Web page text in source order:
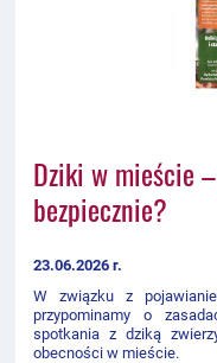
Dziki w mieście
bezpiecznie?
23.06.2026 r.
W związku z
przypominamy o
spotkania z dziką
obecności w mieście.